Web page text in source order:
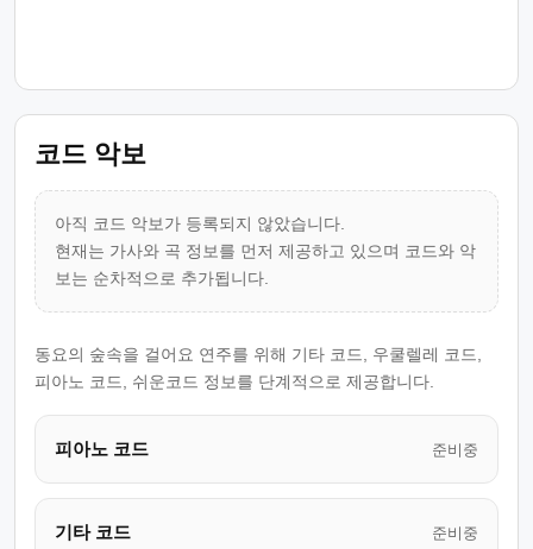
코드 악보
아직 코드 악보가 등록되지 않았습니다.
현재는 가사와 곡 정보를 먼저 제공하고 있으며 코드와 악
보는 순차적으로 추가됩니다.
동요의 숲속을 걸어요 연주를 위해 기타 코드, 우쿨렐레 코드,
피아노 코드, 쉬운코드 정보를 단계적으로 제공합니다.
피아노 코드 준비중
기타 코드 준비중